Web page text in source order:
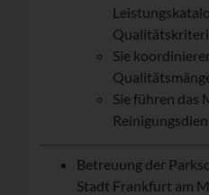
Sie
Sie führen das
Betreuung der
Stadt Frankfurt am